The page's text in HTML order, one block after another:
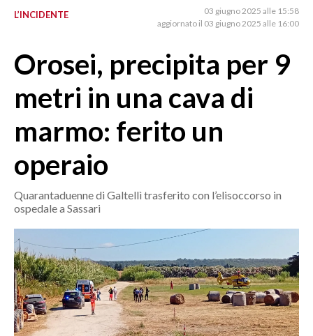
SULCIS IGLESIENTE
SASSARI E PROVINCIA
GALLURA
OGLIASTRA
ITALIA
MONDO
POLITICA
ECONOMIA
SERVIZI ALLE IMPRESE
L’INCIDENTE
03 giugno 2025 alle 15:58
aggiornato il 03 giugno 2025 alle 16:00
Orosei, precipita per 9
metri in una cava di
marmo: ferito un
operaio
Quarantaduenne di Galtellì trasferito con l’elisoccorso in
ospedale a Sassari